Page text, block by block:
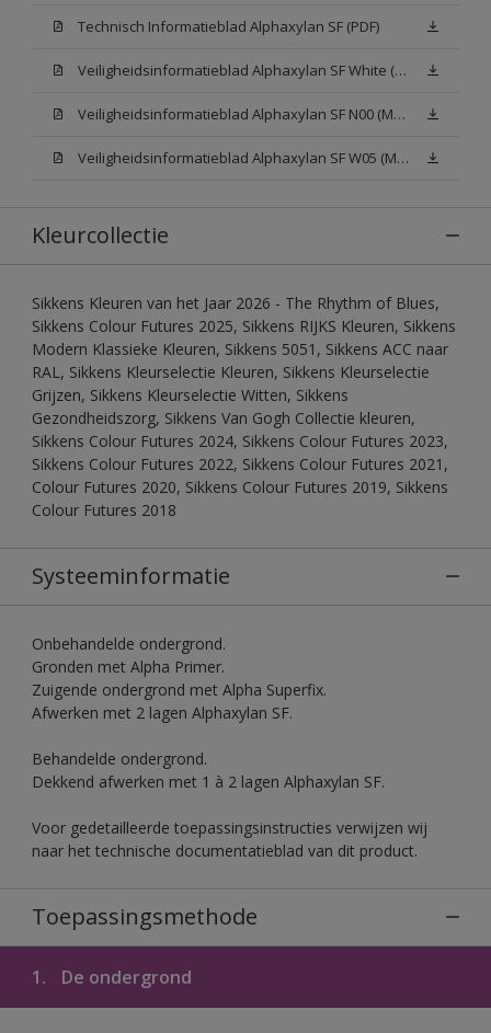
Technisch Informatieblad Alphaxylan SF (PDF)
Veiligheidsinformatieblad Alphaxylan SF White (MSDS)
Veiligheidsinformatieblad Alphaxylan SF N00 (MSDS)
Veiligheidsinformatieblad Alphaxylan SF W05 (MSDS)
Kleurcollectie
Sikkens Kleuren van het Jaar 2026 - The Rhythm of Blues,
Sikkens Colour Futures 2025, Sikkens RIJKS Kleuren, Sikkens
Modern Klassieke Kleuren, Sikkens 5051, Sikkens ACC naar
RAL, Sikkens Kleurselectie Kleuren, Sikkens Kleurselectie
Grijzen, Sikkens Kleurselectie Witten, Sikkens
Gezondheidszorg, Sikkens Van Gogh Collectie kleuren,
Sikkens Colour Futures 2024, Sikkens Colour Futures 2023,
Sikkens Colour Futures 2022, Sikkens Colour Futures 2021,
Colour Futures 2020, Sikkens Colour Futures 2019, Sikkens
Colour Futures 2018
Systeeminformatie
Onbehandelde ondergrond.
Gronden met Alpha Primer.
Zuigende ondergrond met Alpha Superfix.
Afwerken met 2 lagen Alphaxylan SF.
Behandelde ondergrond.
Dekkend afwerken met 1 à 2 lagen Alphaxylan SF.
Voor gedetailleerde toepassingsinstructies verwijzen wij
naar het technische documentatieblad van dit product.
Toepassingsmethode
1. De ondergrond